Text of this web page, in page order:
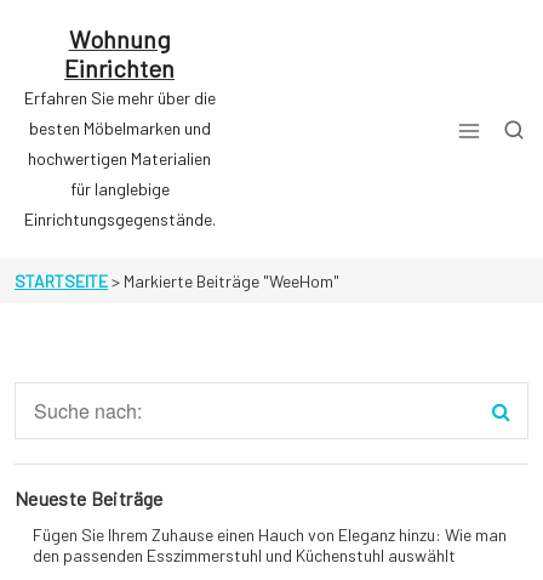
Wohnung
Einrichten
Erfahren Sie mehr über die
besten Möbelmarken und
hochwertigen Materialien
für langlebige
Einrichtungsgegenstände.
STARTSEITE> Markierte Beiträge "WeeHom"
Neueste Beiträge
Fügen Sie Ihrem Zuhause einen Hauch von Eleganz hinzu: Wie man
den passenden Esszimmerstuhl und Küchenstuhl auswählt